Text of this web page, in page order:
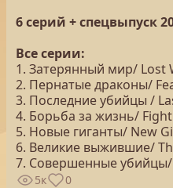
6 серий + спецвыпуск
Все серии:
1. Затерянный мир/ Lost
2. Пернатые драконы/
3. Последние убийцы /
4. Борьба за жизнь/
5. Новые гиганты/ New
6. Великие выжившие/
7. Совершенные
5к 0